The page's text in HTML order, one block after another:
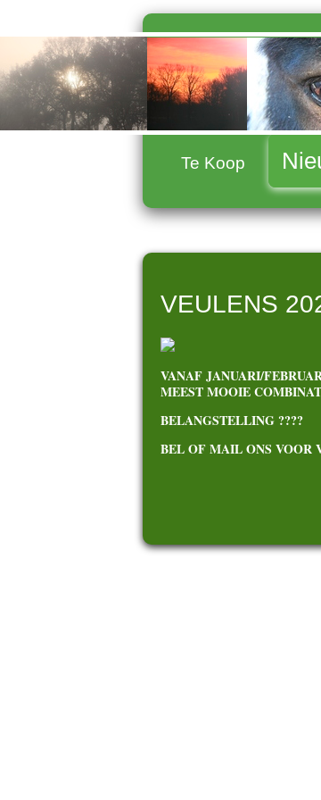
Te Koop
VEULENS
VANAF JANUARI/
MEEST MOOIE
BELANGSTELLING ????
BEL OF MAIL ONS VOOR